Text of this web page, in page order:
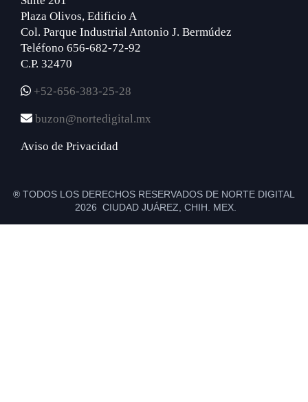
Plaza Olivos, Edificio A
Col. Parque Industrial Antonio J. Bermúdez
Teléfono 656-682-72-92
C.P. 32470
+52-656-383-25-28
buzon@nortedigital.mx
Aviso de Privacidad
® TODOS LOS DERECHOS RESERVADOS DE NORTE DIGITAL
2026 CIUDAD JUÁREZ, CHIH. MEX.